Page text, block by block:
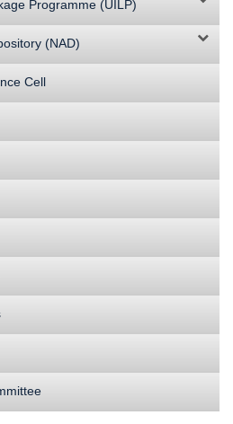
Programme (UILP)
(NAD)
Cell